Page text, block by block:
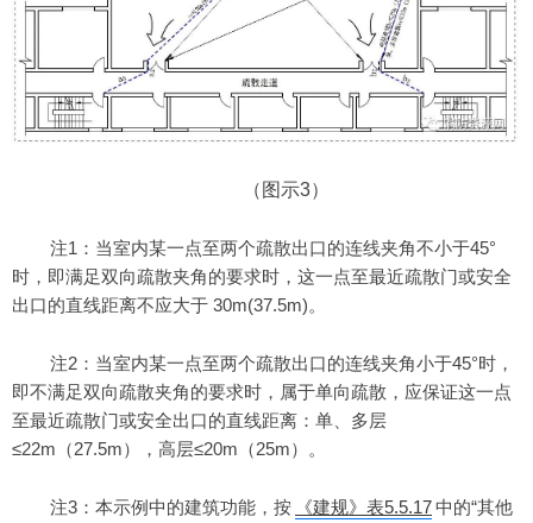
（图示3）
注1：当室内某一点至两个疏散出口的连线夹角不小于45°
时，即满足双向疏散夹角的要求时，这一点至最近疏散门或安全
出口的直线距离不应大于 30m(37.5m)。
注2：当室内某一点至两个疏散出口的连线夹角小于45°时，
即不满足双向疏散夹角的要求时，属于单向疏散，应保证这一点
至最近疏散门或安全出口的直线距离：单、多层
≤22m（27.5m），高层≤20m（25m）。
注3：本示例中的建筑功能，按 《建规》表5.5.17中的“其他